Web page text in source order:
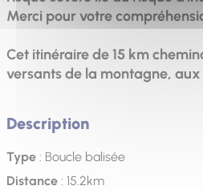
Merci pour votre
Cet itinéraire de 15 km
versants de la montagne,
Description
Type: Boucle balisée
Distance: 15.2km